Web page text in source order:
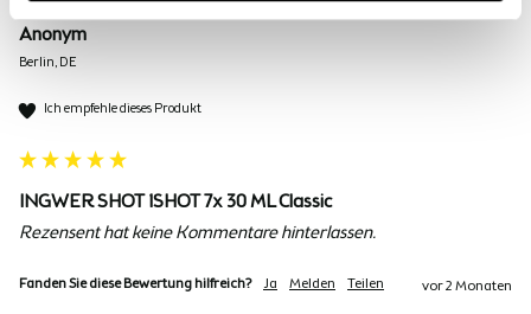
Anonym
Berlin, DE
Ich empfehle dieses Produkt
INGWER SHOT 1SHOT 7x 30 ML Classic
Rezensent hat keine Kommentare hinterlassen.
Fanden Sie diese Bewertung hilfreich? Ja Melden Teilen vor 2 Monaten